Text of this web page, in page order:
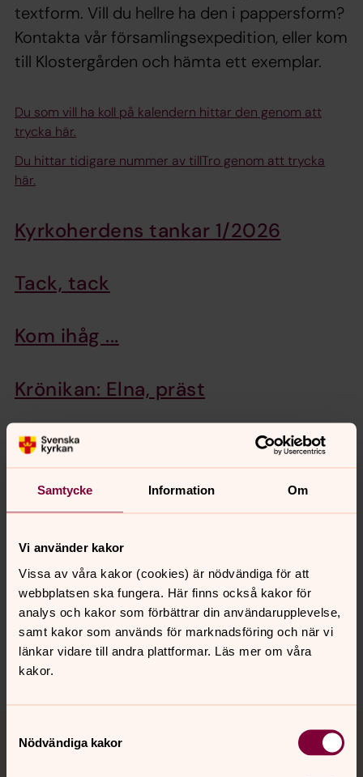
Samtycke Information Om
Vi använder kakor
Vissa av våra kakor (cookies) är nödvändiga för att
webbplatsen ska fungera. Här finns också kakor för
analys och kakor som förbättrar din användarupplevelse,
samt kakor som används för marknadsföring och när vi
länkar vidare till andra plattformar. Läs mer om våra
kakor.
Nödvändiga kakor
textform. Vill du hellre ha den i pappersform?
Kontakta vår församlingsexpedition, eller kom
till Klostergården och hämta ett exemplar.
Du som vill ha koll på kalendern hittar den genom att
trycka här.
Du hittar tidigare nummer av tillTro genom att trycka
här.
Kyrkoherdens tankar 1/2026
Tack, tack
Kom ihåg ...
Krönikan: Elna, präst
Påskberättelsen
SKUT firar 400 år
Senast ändrad 20 februari 2026
Synpunkter eller frågor på sidans
innehåll?
ystad-sovestads.forsamling@svenskakyrkan.se
Dela